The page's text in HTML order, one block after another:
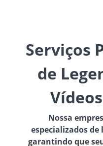
Serviços
de
Nossa
especializados de
garantindo que